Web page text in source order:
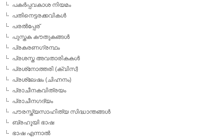
പകര്‍പ്പവകാശ നിയമം
പതിനെട്ടരക്കവികള്‍
പരല്‍പ്പേര്
പുസ്തക കൗതുകങ്ങള്‍
പ്രകരണഗ്രന്ഥം
പ്രശസ്ത അവതാരികകള്‍
പ്രശ്‌നോത്തരി (ക്വിസ്)
പ്രശ്ലേഷം (ചിഹ്നനം)
പ്രാചീനകവിത്രയം
പ്രാചീനഗദ്യം
പൗരസ്ത്യസാഹിത്യ സിദ്ധാന്തങ്ങള്‍
ബ്രഹൂയി ഭാഷ
ഭാഷ എന്നാല്‍